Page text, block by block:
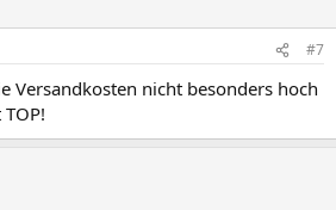
#7
Versandkosten nicht besonders hoch